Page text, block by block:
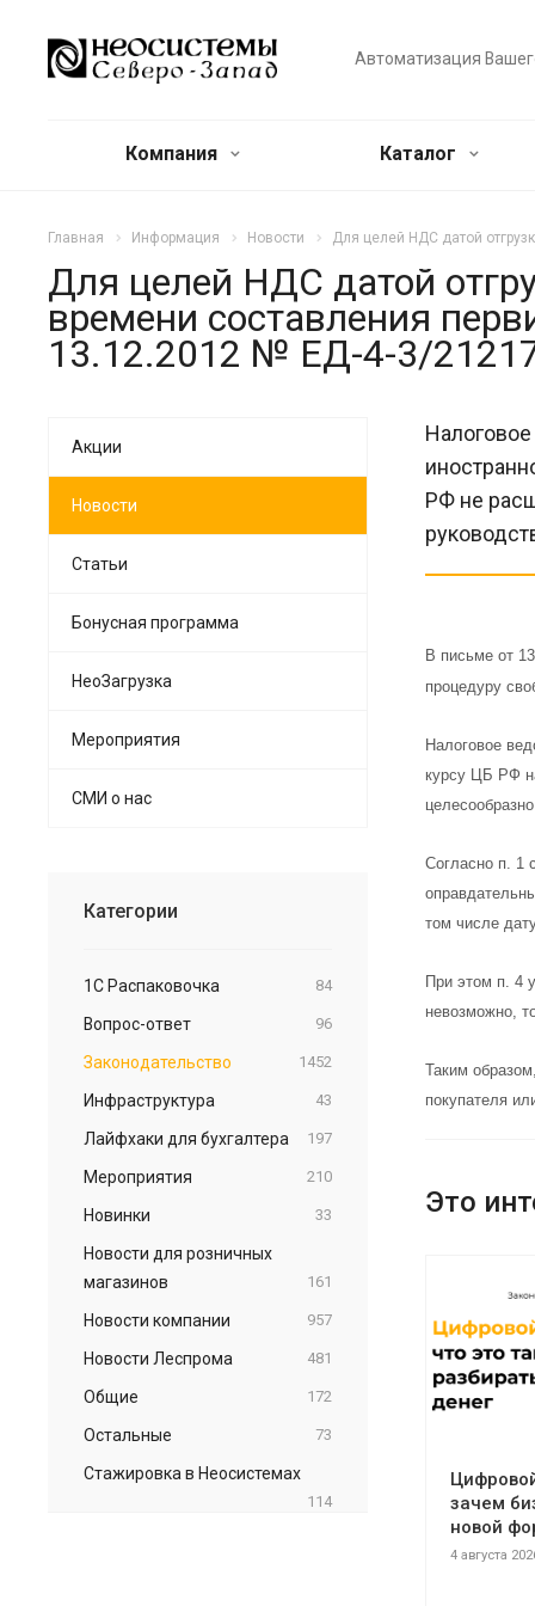
Автоматизация
Компания Каталог
Главная Информация Новости Для целей НДС датой
Для целей НДС датой
времени составления
13.12.2012 № ЕД-4-3/
РФ не
В письме от
процедуру
Налоговое
курсу ЦБ РФ
Согласно п. 1
том числе
При этом п. 4
невозможно,
Таким
покупателя
Это
зачем
новой
4 августа
Акции
Новости
Статьи
Бонусная программа
НеоЗагрузка
Мероприятия
СМИ о нас
Категории
1С Распаковочка 84
Вопрос-ответ 96
Законодательство 1452
Инфраструктура 43
Лайфхаки для бухгалтера 197
Мероприятия 210
Новинки 33
Новости для розничных
магазинов
161
Новости компании 957
Новости Леспрома 481
Общие 172
Остальные 73
Стажировка в Неосистемах
114